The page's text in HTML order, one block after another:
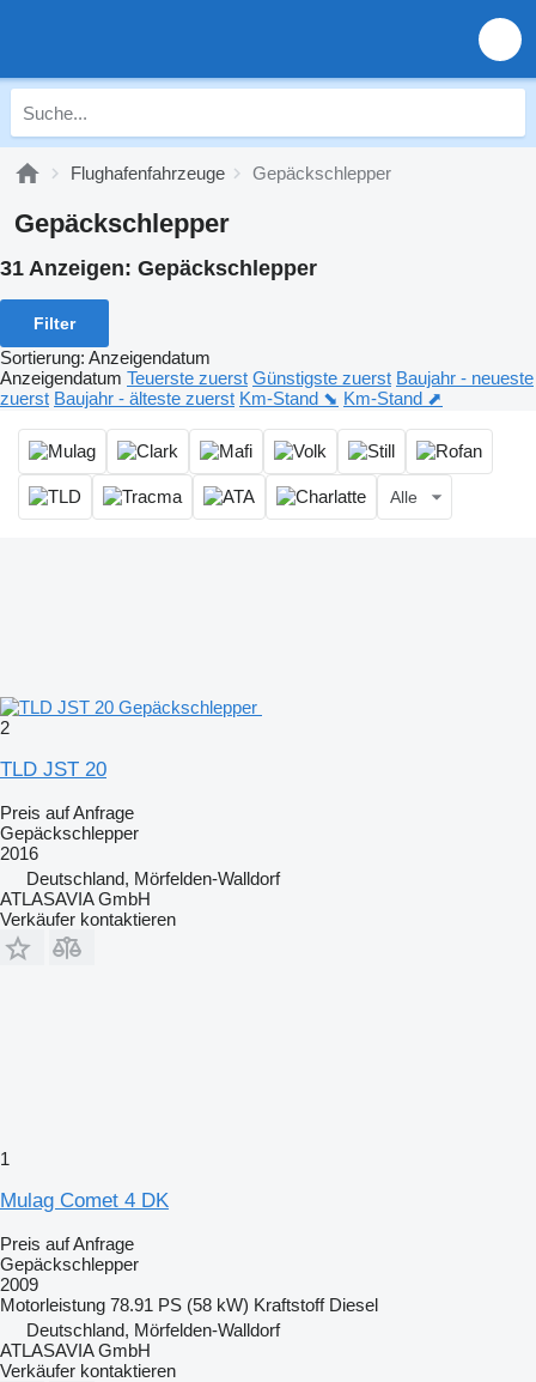
Flughafenfahrzeuge Gepäckschlepper
Gepäckschlepper
31 Anzeigen: Gepäckschlepper
Filter
Sortierung: Anzeigendatum
Anzeigendatum Teuerste zuerst Günstigste zuerst Baujahr - neueste
zuerst Baujahr - älteste zuerst Km-Stand ⬊ Km-Stand ⬈
Alle
2
TLD JST 20
Preis auf Anfrage
Gepäckschlepper
2016
Deutschland, Mörfelden-Walldorf
ATLASAVIA GmbH
Verkäufer kontaktieren
1
Mulag Comet 4 DK
Preis auf Anfrage
Gepäckschlepper
2009
Motorleistung 78.91 PS (58 kW) Kraftstoff Diesel
Deutschland, Mörfelden-Walldorf
ATLASAVIA GmbH
Verkäufer kontaktieren